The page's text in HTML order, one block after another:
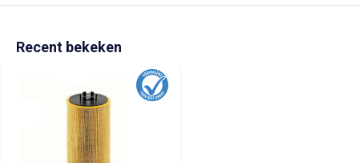
Recent bekeken